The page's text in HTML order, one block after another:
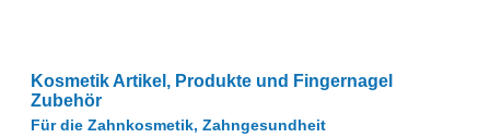
Kosmetik Artikel, Produkte und Fingernagel
Zubehör
Für die Zahnkosmetik, Zahngesundheit